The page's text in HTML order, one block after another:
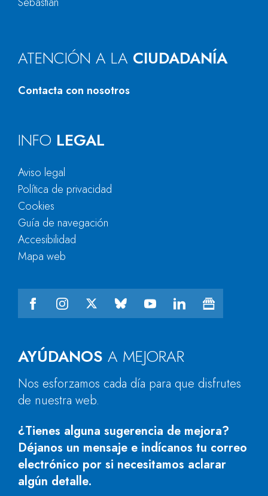
ATENCIÓN A LA CIUDADANÍA
Contacta con nosotros
AYÚDANOS A MEJORAR
Nos esforzamos cada día para que disfrutes
de nuestra web.
¿Tienes alguna sugerencia de mejora?
Déjanos un mensaje e indícanos tu correo
electrónico por si necesitamos aclarar
algún detalle.
INFO LEGAL
Aviso legal
Política de privacidad
Cookies
Guía de navegación
Accesibilidad
Mapa web